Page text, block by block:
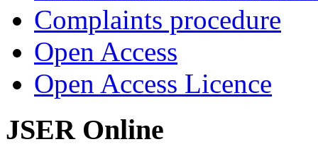
Complaints procedure
Open Access
Open Access Licence
JSER Online